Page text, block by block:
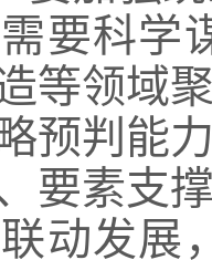
要科学
等领域
预判能
要素支
动发展